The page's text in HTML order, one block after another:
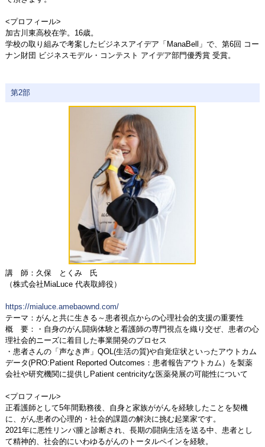
<プロフィール>
加古川東高校在学。16歳。
学校の取り組みで考案したビジネスアイデア「ManaBell」で、第6回 コー
ナン財団 ビジネスモデル・コンテスト アイデア部門優秀賞 受賞。
第2部
講 師：久保 とくみ 氏
（株式会社MiaLuce 代表取締役）
https://mialuce.amebaownd.com/
テーマ：がんと共に生きる～患者視点からの心理社会的支援の重要性
概 要：・自身のがん闘病体験と看護師の専門視点を織り交ぜ、患者の心
理社会的ニーズに着目した事業開発のプロセス
・患者さんの「声なき声」QOL(生活の質)や自覚症状といったアウトカム
データ(PRO:Patient Reported Outcomes：患者報告アウトカム）を製薬
会社や研究機関に提供しPatient centricityな医薬発展の可能性について
<プロフィール>
正看護師として5年間勤務後、自身と家族ががんを経験したことを契機
に、がん患者の心理的・社会的課題の解決に挑む起業家です。
2021年に悪性リンパ腫と診断され、長期の闘病生活を送る中、患者とし
て精神的、社会的にいわゆるがんのトータルペインを経験。